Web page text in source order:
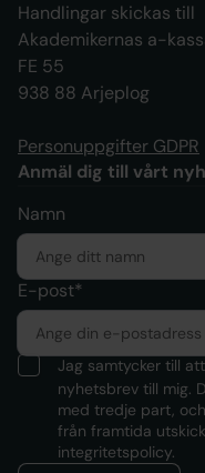
Handlingar skickas till
Akademikernas a-
FE 55
938 88 Arjeplog
Personuppgifter GDPR
Anmäl dig till vårt
Namn
E-post*
Jag samtycker till
nyhetsbrev till mig.
med tredje part,
från framtida
integritetspolicy.